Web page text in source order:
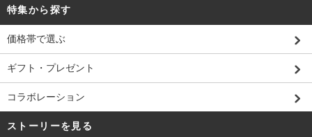
特集から探す
価格帯で選ぶ
ギフト・プレゼント
コラボレーション
ストーリーを見る